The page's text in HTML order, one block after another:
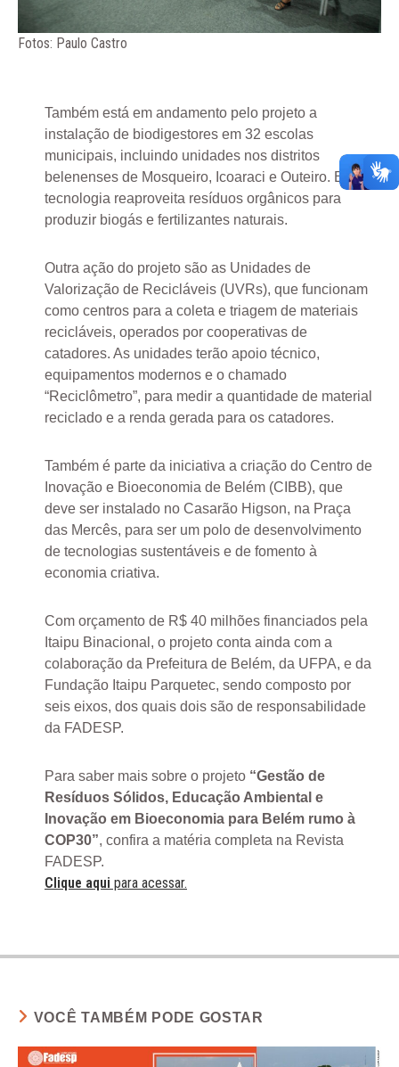
Fotos: Paulo Castro
Também está em andamento pelo projeto a
instalação de biodigestores em 32 escolas
municipais, incluindo unidades nos distritos
belenenses de Mosqueiro, Icoaraci e Outeiro. Essa
tecnologia reaproveita resíduos orgânicos para
produzir biogás e fertilizantes naturais.
Outra ação do projeto são as Unidades de
Valorização de Recicláveis (UVRs), que funcionam
como centros para a coleta e triagem de materiais
recicláveis, operados por cooperativas de
catadores. As unidades terão apoio técnico,
equipamentos modernos e o chamado
“Reciclômetro”, para medir a quantidade de material
reciclado e a renda gerada para os catadores.
Também é parte da iniciativa a criação do Centro de
Inovação e Bioeconomia de Belém (CIBB), que
deve ser instalado no Casarão Higson, na Praça
das Mercês, para ser um polo de desenvolvimento
de tecnologias sustentáveis e de fomento à
economia criativa.
Com orçamento de R$ 40 milhões financiados pela
Itaipu Binacional, o projeto conta ainda com a
colaboração da Prefeitura de Belém, da UFPA, e da
Fundação Itaipu Parquetec, sendo composto por
seis eixos, dos quais dois são de responsabilidade
da FADESP.
Para saber mais sobre o projeto “Gestão de
Resíduos Sólidos, Educação Ambiental e
Inovação em Bioeconomia para Belém rumo à
COP30”, confira a matéria completa na Revista
FADESP.
Clique aqui para acessar.
VOCÊ TAMBÉM PODE GOSTAR